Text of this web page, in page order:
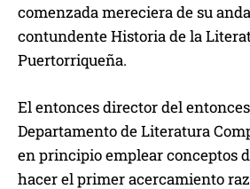
comenzada mereciera de su
contundente Historia de la
Puertorriqueña.
El entonces director del
Departamento de Literatura
en principio emplear conceptos
hacer el primer acercamiento